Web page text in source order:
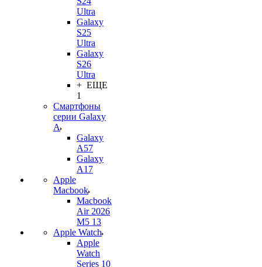
Ultra
Galaxy
S25
Ultra
Galaxy
S26
Ultra
+ ЕЩЕ
1
Смартфоны
серии Galaxy
A
Galaxy
A57
Galaxy
A17
Apple
Macbook
Macbook
Air 2026
M5 13
Apple Watch
Apple
Watch
Series 10